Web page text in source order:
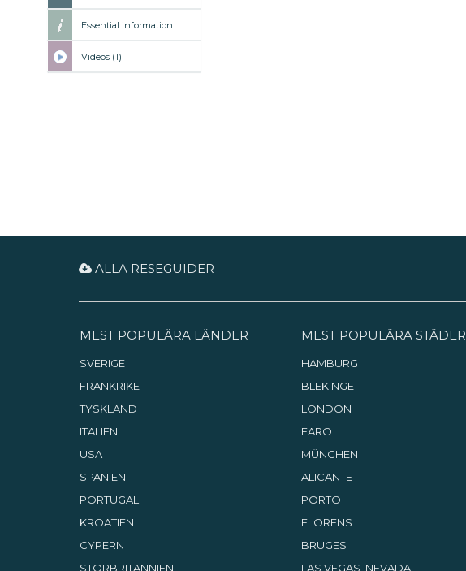
Essential information
Videos (1)
ALLA RESEGUIDER
MEST POPULÄRA LÄNDER
SVERIGE
FRANKRIKE
TYSKLAND
ITALIEN
USA
SPANIEN
PORTUGAL
KROATIEN
CYPERN
STORBRITANNIEN
MEST POPULÄRA STÄDER
HAMBURG
BLEKINGE
LONDON
FARO
MÜNCHEN
ALICANTE
PORTO
FLORENS
BRUGES
LAS VEGAS, NEVADA